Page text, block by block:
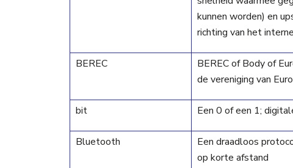
kunnen worden) en
richting van het
BEREC
BEREC of Body of
de vereniging van
bit Een 0 of een 1;
Bluetooth
Een draadloos
op korte afstand